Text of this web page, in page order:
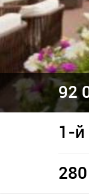
92
1-й